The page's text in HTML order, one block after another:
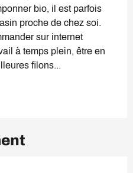
bio, il est parfois
proche de chez soi.
sur internet
à temps plein, être en
filons...